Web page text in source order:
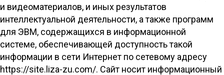
и видеоматериалов, и иных результатов
интеллектуальной деятельности, а также программ
для ЭВМ, содержащихся в информационной
системе, обеспечивающей доступность такой
информации в сети Интернет по сетевому адресу
https://site.liza-zu.com/. Сайт носит информационный